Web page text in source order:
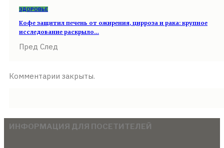
ЗДОРОВЬЕ
Кофе защитил печень от ожирения, цирроза и рака: крупное
исследование раскрыло…
Пред След
Комментарии закрыты.
ИНФОРМАЦИЯ ДЛЯ ПОСЕТИТЕЛЕЙ